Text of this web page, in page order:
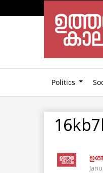
Politics